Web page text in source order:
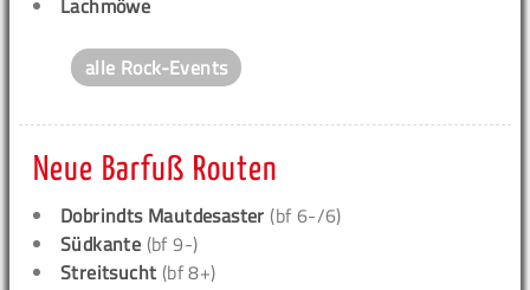
Lachmöwe
alle Rock-Events
Neue Barfuß Routen
Dobrindts Mautdesaster (bf 6-/6)
Südkante (bf 9-)
Streitsucht (bf 8+)